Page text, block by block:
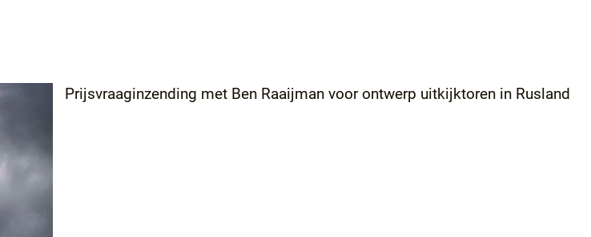
Prijsvraaginzending met Ben Raaijman voor ontwerp uitkijktoren in Rusland